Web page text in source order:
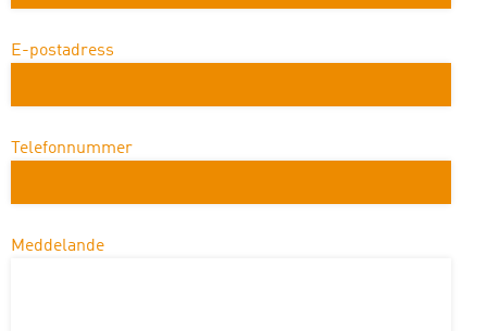
E-postadress
Telefonnummer
Meddelande